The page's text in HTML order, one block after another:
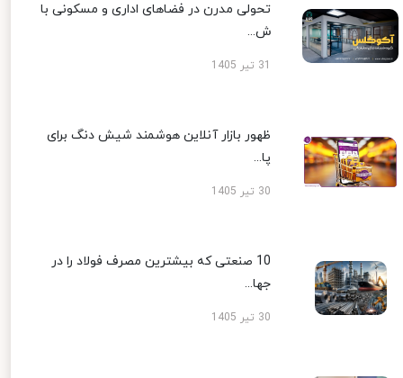
تحولی مدرن در فضاهای اداری و مسکونی با
ش...
ظهور بازار آنلاین هوشمند شیش دنگ برای
پا...
30 تیر 1405
10 صنعتی که بیشترین مصرف فولاد را در
جها...
30 تیر 1405